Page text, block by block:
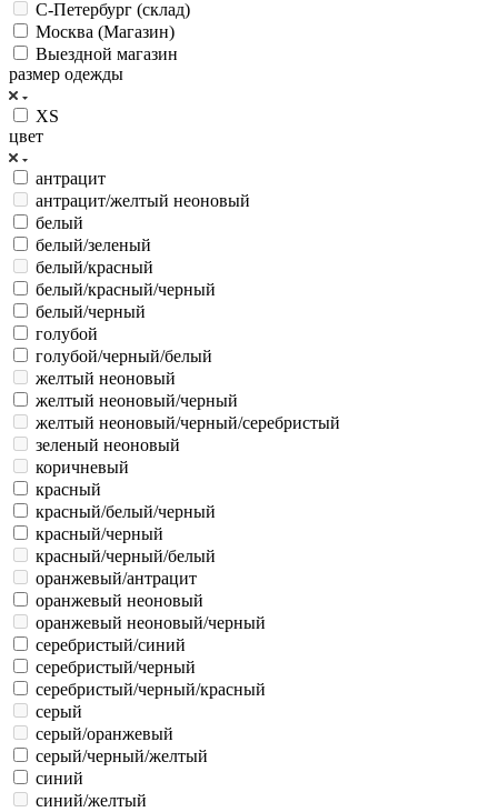
С-Петербург (склад)
Москва (Магазин)
Выездной магазин
размер одежды
XS
цвет
антрацит
антрацит/желтый неоновый
белый
белый/зеленый
белый/красный
белый/красный/черный
белый/черный
голубой
голубой/черный/белый
желтый неоновый
желтый неоновый/черный
желтый неоновый/черный/серебристый
зеленый неоновый
коричневый
красный
красный/белый/черный
красный/черный
красный/черный/белый
оранжевый/антрацит
оранжевый неоновый
оранжевый неоновый/черный
серебристый/синий
серебристый/черный
серебристый/черный/красный
серый
серый/оранжевый
серый/черный/желтый
синий
синий/желтый